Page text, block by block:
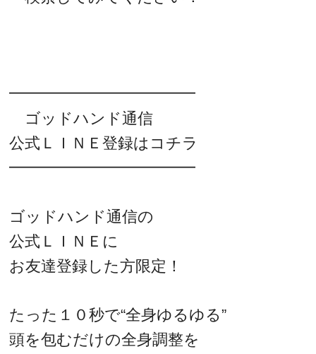
━━━━━━━━━━━━
ゴッドハンド通信
公式ＬＩＮＥ登録はコチラ
━━━━━━━━━━━━
ゴッドハンド通信の
公式ＬＩＮＥに
お友達登録した方限定！
たった１０秒で“全身ゆるゆる”
頭を包むだけの全身調整を